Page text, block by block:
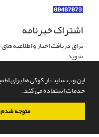
این وب سایت از کوکی ها برای
خدمات استفاده می کند.
متوجه شدم
اشتراک خبرنامه
برای دریافت اخبار و اطلاعیه
شوید.
سامانه مدیریت نشریات علمی.